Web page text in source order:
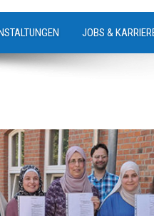
JOBS &